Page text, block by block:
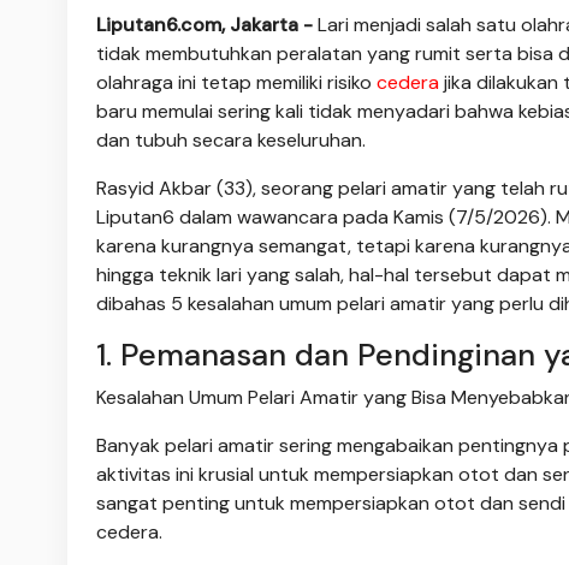
Liputan6.com, Jakarta -Lari menjadi salah satu
tidak membutuhkan peralatan yang rumit serta bisa
olahraga ini tetap memiliki risiko cederajika
baru memulai sering kali tidak menyadari bahwa
dan tubuh secara keseluruhan.
Rasyid Akbar (33), seorang pelari amatir yang telah
Liputan6 dalam wawancara pada Kamis (7/5/2026).
karena kurangnya semangat, tetapi karena
hingga teknik lari yang salah, hal-hal tersebut dapat
dibahas 5 kesalahan umum pelari amatir yang perlu
1. Pemanasan dan Pendinginan
Kesalahan Umum Pelari Amatir yang Bisa
Banyak pelari amatir sering mengabaikan
aktivitas ini krusial untuk mempersiapkan otot dan
sangat penting untuk mempersiapkan otot dan
cedera.